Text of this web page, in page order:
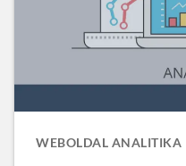
WEBOLDAL ANALITIKA